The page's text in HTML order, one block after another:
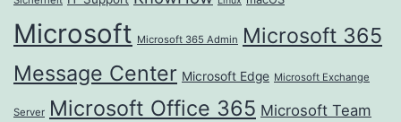
Microsoft Microsoft 365 Admin Microsoft 365
Message Center Microsoft Edge Microsoft Exchange
Server Microsoft Office 365 Microsoft Team